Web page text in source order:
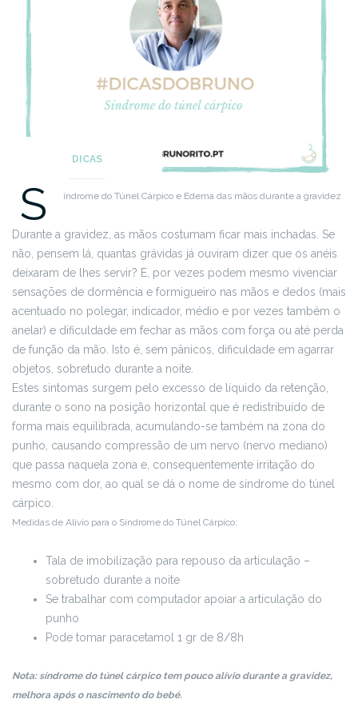
DICAS
S índrome do Túnel Cárpico e Edema das mãos durante a gravidez
Durante a gravidez, as mãos costumam ficar mais inchadas. Se
não, pensem lá, quantas grávidas já ouviram dizer que os anéis
deixaram de lhes servir? E, por vezes podem mesmo vivenciar
sensações de dormência e formigueiro nas mãos e dedos (mais
acentuado no polegar, indicador, médio e por vezes também o
anelar) e dificuldade em fechar as mãos com força ou até perda
de função da mão. Isto é, sem pânicos, dificuldade em agarrar
objetos, sobretudo durante a noite.
Estes sintomas surgem pelo excesso de líquido da retenção,
durante o sono na posição horizontal que é redistribuído de
forma mais equilibrada, acumulando-se também na zona do
punho, causando compressão de um nervo (nervo mediano)
que passa naquela zona e, consequentemente irritação do
mesmo com dor, ao qual se dá o nome de síndrome do túnel
cárpico.
Medidas de Alívio para o Síndrome do Túnel Cárpico:
Tala de imobilização para repouso da articulação –
sobretudo durante a noite
Se trabalhar com computador apoiar a articulação do
punho
Pode tomar paracetamol 1 gr de 8/8h
Nota: síndrome do túnel cárpico tem pouco alívio durante a gravidez,
melhora após o nascimento do bebé.